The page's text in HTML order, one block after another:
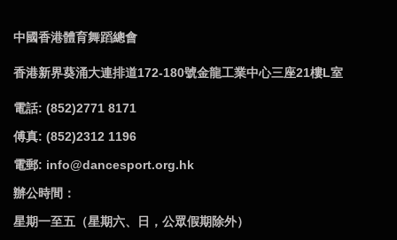
中國香港體育舞蹈總會
香港新界葵涌大連排道172-180號金龍工業中心三座21樓L室
電話: (852)2771 8171
傅真: (852)2312 1196
電郵: info@dancesport.org.hk
辦公時間：
星期一至五（星期六、日，公眾假期除外）